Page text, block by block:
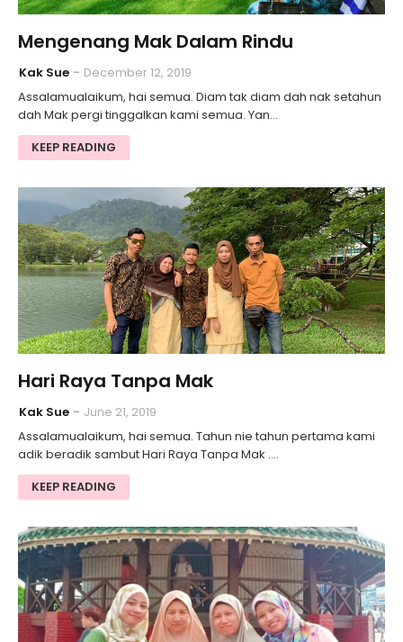
Mengenang Mak Dalam Rindu
Kak Sue
December 12, 2019
Assalamualaikum, hai semua. Diam tak diam dah nak setahun
dah Mak pergi tinggalkan kami semua. Yan…
KEEP READING
Hari Raya Tanpa Mak
Kak Sue
June 21, 2019
Assalamualaikum, hai semua. Tahun nie tahun pertama kami
adik beradik sambut Hari Raya Tanpa Mak .…
KEEP READING